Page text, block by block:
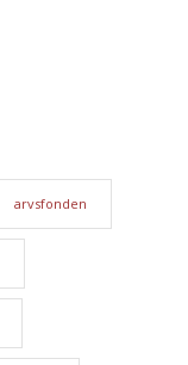
arvsfonden